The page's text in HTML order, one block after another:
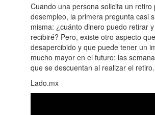
Cuando una persona solicita un retiro
desempleo, la primera pregunta casi
misma: ¿cuánto dinero puedo retirar
recibiré? Pero, existe otro aspecto
desapercibido y que puede tener un
mucho mayor en el futuro: las
que se descuentan al realizar el retiro.
Lado.mx